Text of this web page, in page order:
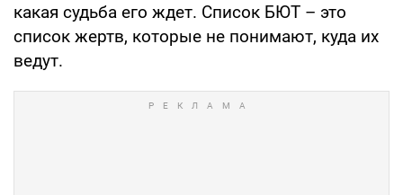
какая судьба его ждет. Список БЮТ – это
список жертв, которые не понимают, куда их
ведут.